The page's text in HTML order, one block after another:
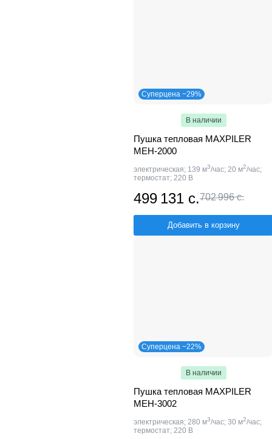
Суперцена −29%
В наличии
Пушка тепловая MAXPILER
MEH-2000
электрическая; 139 м3/час; 20 м2/час;
термостат; 220 В
499 131 с.702 996 с.
Добавить в корзину
Суперцена −22%
В наличии
Пушка тепловая MAXPILER
MEH-3002
электрическая; 280 м3/час; 30 м2/час;
термостат; 220 В